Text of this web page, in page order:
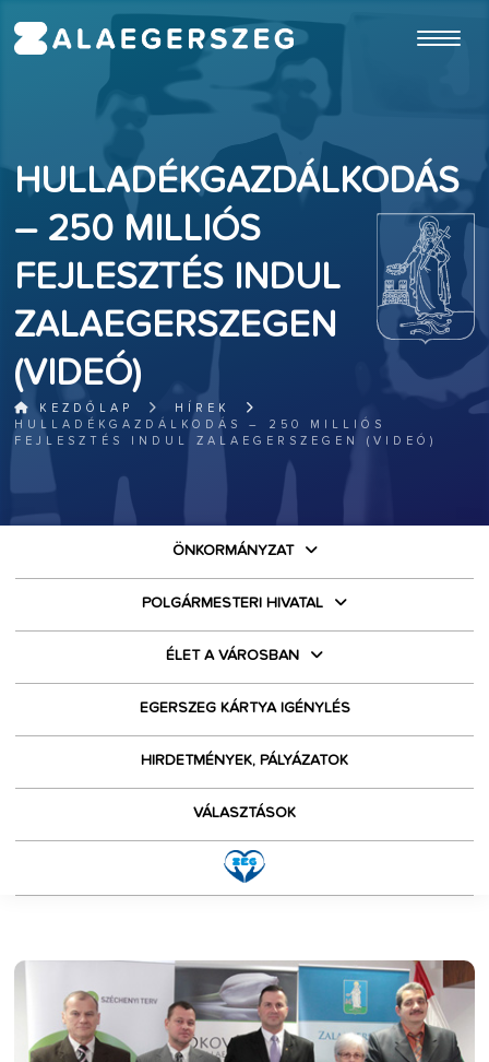
HULLADÉKGAZDÁLKODÁS
– 250 MILLIÓS
FEJLESZTÉS INDUL
ZALAEGERSZEGEN
(VIDEÓ)
KEZDŐLAP
HÍREK
HULLADÉKGAZDÁLKODÁS – 250 MILLIÓS
FEJLESZTÉS INDUL ZALAEGERSZEGEN (VIDEÓ)
ÖNKORMÁNYZAT
POLGÁRMESTERI HIVATAL
ÉLET A VÁROSBAN
EGERSZEG KÁRTYA IGÉNYLÉS
HIRDETMÉNYEK, PÁLYÁZATOK
VÁLASZTÁSOK